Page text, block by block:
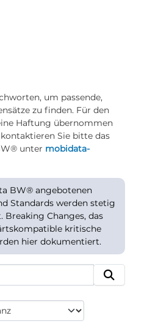
um passende,
zu finden. Für den
Haftung übernommen
Sie bitte das
unter mobidata-
BW® angebotenen
Standards werden stetig
Changes, das
kritische
hier dokumentiert.